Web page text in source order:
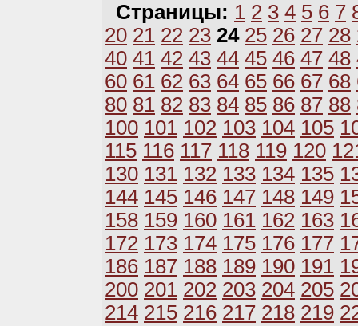
Страницы: 1 2 3 4 5 6 7
20 21 22 23 24 25 26 27 28
40 41 42 43 44 45 46 47 48
60 61 62 63 64 65 66 67 68
80 81 82 83 84 85 86 87 88
100 101 102 103 104 105
115 116 117 118 119 120
130 131 132 133 134 135
144 145 146 147 148 149
158 159 160 161 162 163
172 173 174 175 176 177
186 187 188 189 190 191
200 201 202 203 204 205
214 215 216 217 218 219